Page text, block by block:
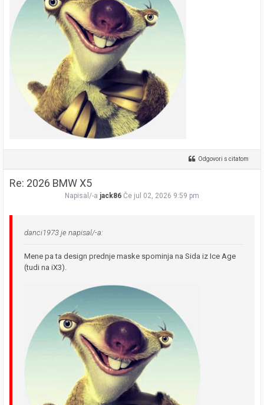
Odgovori s citatom
Re: 2026 BMW X5
Napisal/-a jack86 Če jul 02, 2026 9:59 pm
danci1973 je napisal/-a:
Mene pa ta design prednje maske spominja na Sida iz Ice Age
(tudi na iX3).